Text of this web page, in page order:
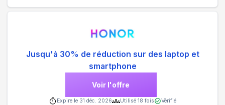
Jusqu'à 30% de réduction sur des laptop et
smartphone
Voir l'offre
Expire le 31 déc. 2026 Utilisé 18 fois Vérifié